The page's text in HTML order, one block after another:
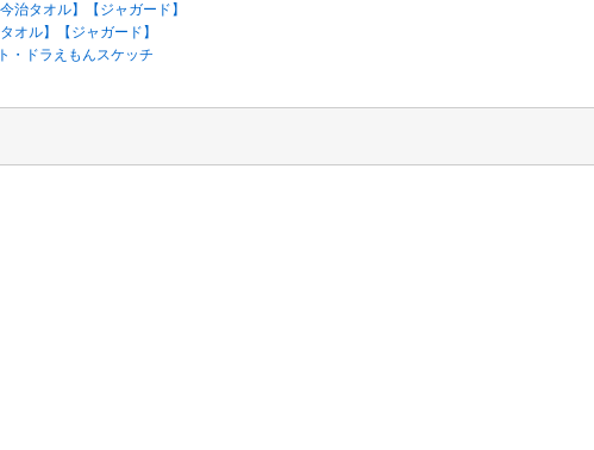
治タオル】【ジャガード】
オル】【ジャガード】
・ドラえもんスケッチ